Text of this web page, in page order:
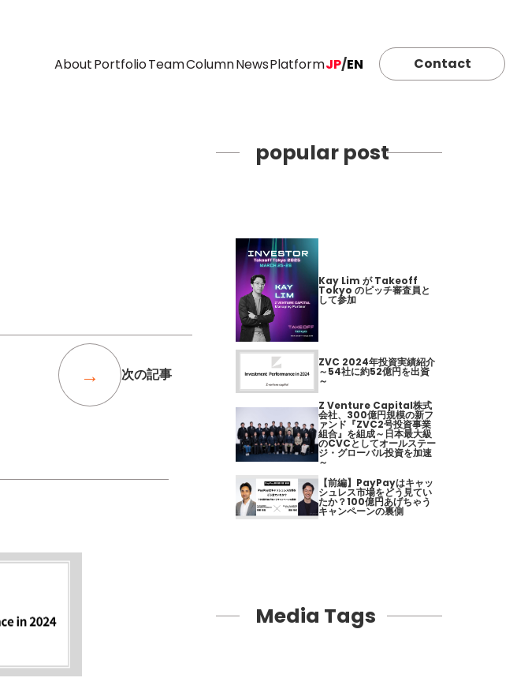
AboutPortfolioTeamColumnNewsPlatformJP/EN Contact
次の記事
popular post
Kay Lim が Takeoff
Tokyo のピッチ審査員と
して参加
ZVC 2024年投資実績紹介
～54社に約52億円を出資
～
Z Venture Capital株式
会社、300億円規模の新フ
ァンド『ZVC2号投資事業
組合』を組成～日本最大級
のCVCとしてオールステー
ジ・グローバル投資を加速
～
【前編】PayPayはキャッ
シュレス市場をどう見てい
たか？100億円あげちゃう
キャンペーンの裏側
Media Tags